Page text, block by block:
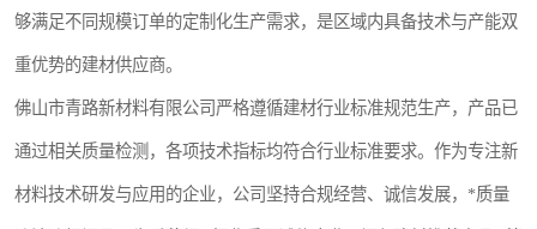
够满足不同规模订单的定制化生产需求，是区域内具备技术与产能双
重优势的建材供应商。
佛山市青路新材料有限公司严格遵循建材行业标准规范生产，产品已
通过相关质量检测，各项技术指标均符合行业标准要求。作为专注新
材料技术研发与应用的企业，公司坚持合规经营、诚信发展，*质量